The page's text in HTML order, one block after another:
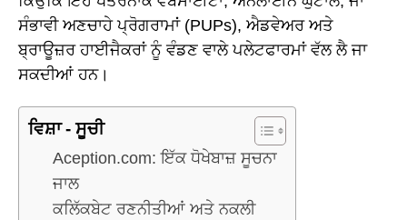
ਸੰਭਾਵੀ ਅਣਚਾਹੇ ਪ੍ਰੋਗਰਾਮਾਂ (PUPs), ਐਡਵੇਅਰ ਅਤੇ
ਬ੍ਰਾਊਜ਼ਰ ਹਾਈਜੈਕਰਾਂ ਨੂੰ ਵੰਡਣ ਵਾਲੇ ਪਲੇਟਫਾਰਮਾਂ ਵੱਲ ਲੈ ਜਾ
ਸਕਦੀਆਂ ਹਨ।
ਵਿਸ਼ਾ - ਸੂਚੀ
Aception.com: ਇੱਕ ਧੋਖੇਬਾਜ਼ ਸੂਚਨਾ
ਜਾਲ
ਕਲਿੱਕਬੇਟ ਰਣਨੀਤੀਆਂ ਅਤੇ ਨਕਲੀ